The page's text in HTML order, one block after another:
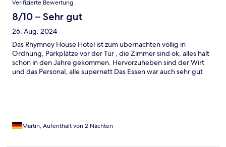
Verifizierte Bewertung
8/10 – Sehr gut
26. Aug. 2024
Das Rhymney House Hotel ist zum übernachten völlig in
Ordnung, Parkplätze vor der Tür , die Zimmer sind ok, alles halt
schon in den Jahre gekommen. Hervorzuheben sind der Wirt
und das Personal, alle supernett Das Essen war auch sehr gut
Martin, Aufenthalt von 2 Nächten